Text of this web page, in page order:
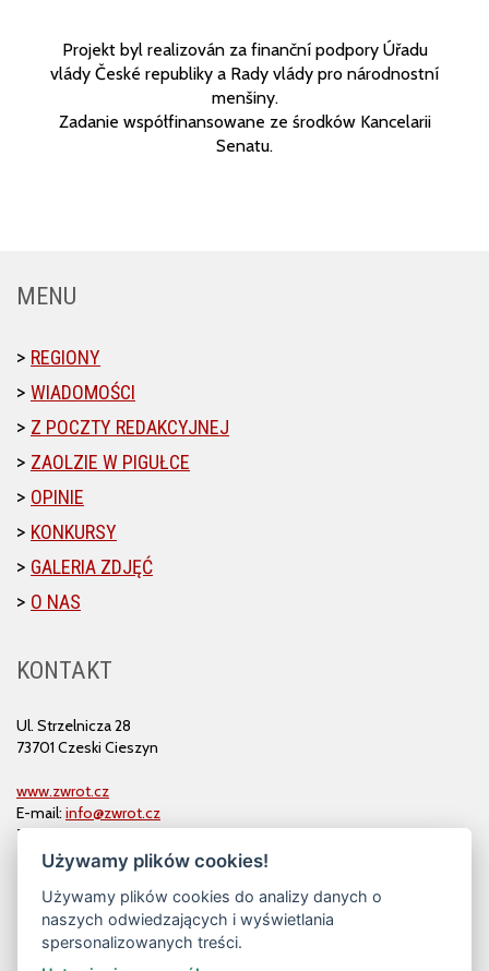
Projekt byl realizován za finanční podpory Úřadu
vlády České republiky a Rady vlády pro národnostní
menšiny.
Zadanie współfinansowane ze środków Kancelarii
Senatu.
MENU
REGIONY
WIADOMOŚCI
Z POCZTY REDAKCYJNEJ
ZAOLZIE W PIGUŁCE
OPINIE
KONKURSY
GALERIA ZDJĘĆ
O NAS
KONTAKT
Ul. Strzelnicza 28
73701 Czeski Cieszyn
www.zwrot.cz
E-mail: info@zwrot.cz
Tel. i faks: 558 711 582
Używamy plików cookies!
Używamy plików cookies do analizy danych o
naszych odwiedzających i wyświetlania
spersonalizowanych treści.